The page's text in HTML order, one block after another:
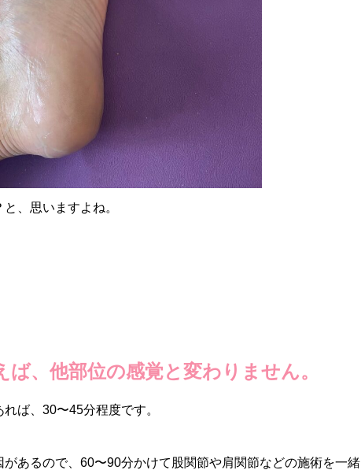
、思いますよね。
、他部位の感覚と変わりません。
ば、30〜45分程度です。
あるので、60〜90分かけて股関節や肩関節などの施術を一緒